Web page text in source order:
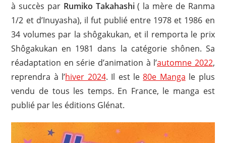
à succès par Rumiko Takahashi( la mère de Ranma
1/2 et d’Inuyasha), il fut publié entre 1978 et 1986 en
34 volumes par la shôgakukan, et il remporta le prix
Shôgakukan en 1981 dans la catégorie shônen. Sa
réadaptation en série d’animation à l’automne 2022,
reprendra à l’hiver 2024. Il est le80e Manga le plus
vendu de tous les temps. En France, le manga est
publié par les éditions Glénat.